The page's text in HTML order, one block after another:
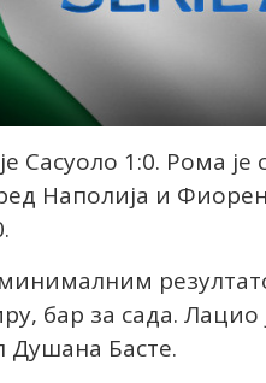
1:0. Рома је
Наполија и
бар за сада.
Душана Басте.